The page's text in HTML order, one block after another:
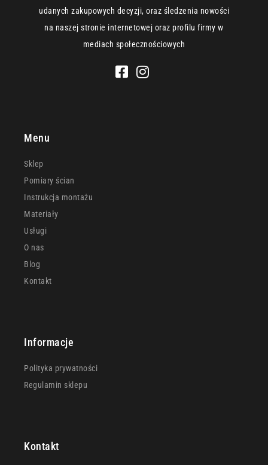
udanych zakupowych decyzji, oraz śledzenia nowości
na naszej stronie internetowej oraz profilu firmy w
mediach społecznościowych
Kontakt
Informacje
Polityka prywatności
Regulamin sklepu
Menu
Sklep
Pomiary ścian
Instrukcja montażu
Materiały
Usługi
O nas
Blog
Kontakt